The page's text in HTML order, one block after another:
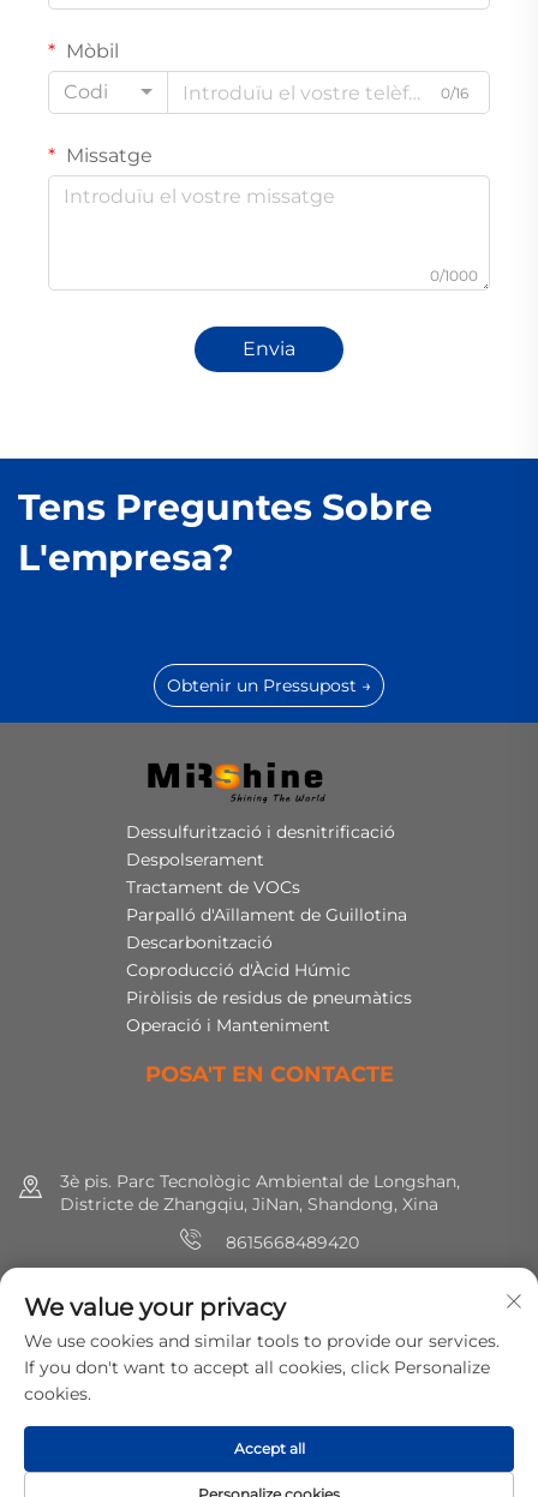
Mòbil
Codi
0/16
Missatge
0/1000
Envia
Tens Preguntes Sobre
L'empresa?
Obtenir un Pressupost →
Dessulfurització i desnitrificació
Despolserament
Tractament de VOCs
Parpalló d'Aïllament de Guillotina
Descarbonització
Coproducció d'Àcid Húmic
Piròlisis de residus de pneumàtics
Operació i Manteniment
POSA'T EN CONTACTE
3è pis. Parc Tecnològic Ambiental de Longshan,
Districte de Zhangqiu, JiNan, Shandong, Xina
8615668489420
[email protected]
Technology Co., Ltd. Tots els drets reservats.
We value your privacy
We use cookies and similar tools to provide our services.
If you don't want to accept all cookies, click Personalize
cookies.
Accept all